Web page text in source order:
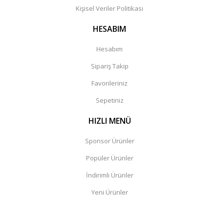
Kişisel Veriler Politikası
HESABIM
Hesabım
Sipariş Takip
Favorileriniz
Sepetiniz
HIZLI MENÜ
Sponsor Ürünler
Popüler Ürünler
İndirimli Ürünler
Yeni Ürünler